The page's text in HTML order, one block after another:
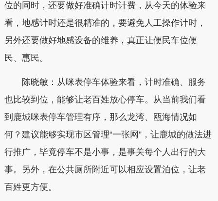
位的同时，还要做好准确计时计费，从今天的体验来
看，地感计时还是很精准的，要避免人工操作计时，
另外还要做好地感设备的维养，真正让便民车位便
民、惠民。
陈晓敏：从咪表停车体验来看，计时准确、服务
也比较到位，能够让老百姓放心停车。从当前我们看
到鹿城咪表停车管理有序，那么龙湾、瓯海情况如
何？建议能够实现市区管理“一张网”，让鹿城的做法进
行推广，毕竟停车不是小事，是事关每个人出行的大
事。另外，在公共厕所附近可以相应设置泊位，让老
百姓更方便。